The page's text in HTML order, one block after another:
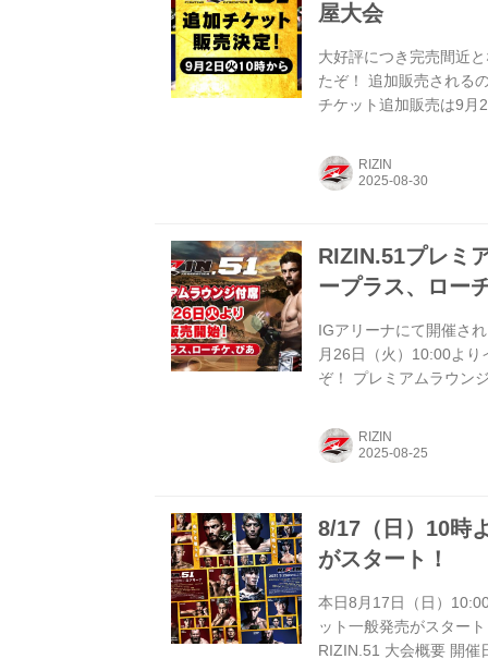
屋大会
大好評につき完売間近
たぞ！ 追加販売される
チケット追加販売は9月
日（火）10:00〜 チケ
イープラス ローソンチ
RIZIN
RIZIN.51プレミ
ープラス、ロー
IGアリーナにて開催さ
月26日（火）10:00よ
ぞ！ プレミアムラウン
ラス、ローチケ、ぴあ
席）、プレミアムラウ
RIZIN
8/17（日）10時
がスタート！
本日8月17日（日）
ット一般発売がスター
RIZIN.51 大会概要 開催